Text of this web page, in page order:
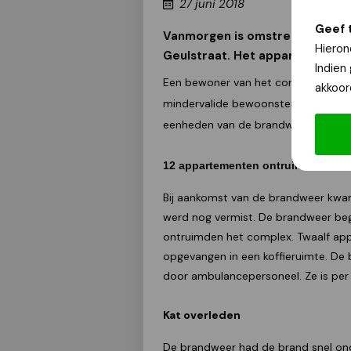
Geef
Indien
27 juni 2018
Vanmorgen is omstreeks half
Geulstraat. Het appartement
Een bewoner van het complex
mindervalide bewoonster van het
eenheden van de brandweer rukten
12 appartementen ontruimd
Bij aankomst van de brandweer
werd nog vermist. De brandweer
ontruimden het complex. Twaalf
opgevangen in een koffieruimte.
door ambulancepersoneel. Ze is
Kat overleden
De brandweer had de brand snel